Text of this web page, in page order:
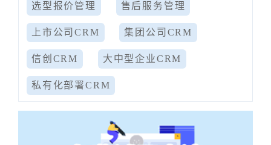
选型报价管理 售后服务管理
上市公司CRM 集团公司CRM
信创CRM 大中型企业CRM
私有化部署CRM